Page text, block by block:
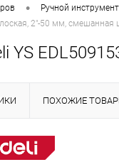
• Ручной инструмент
2"-50 мм, смешанная
YS
ПОХОЖИЕ